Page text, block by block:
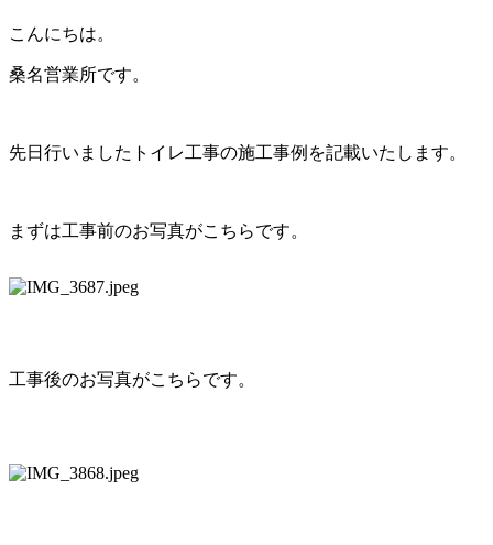
こんにちは。
桑名営業所です。
先日行いましたトイレ工事の施工事例を記載いたします。
まずは工事前のお写真がこちらです。
工事後のお写真がこちらです。